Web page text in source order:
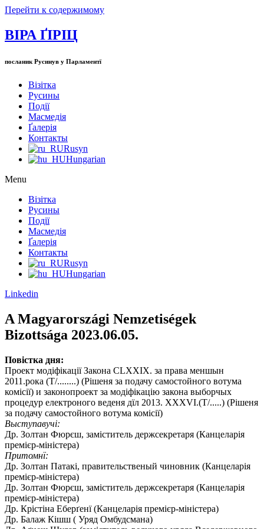
Перейти к содержимому
ВІРА ҐІРІЦ
посланик Русинув у Парламентї
Візітка
Русины
Події
Масмедія
Ґалерія
Контакты
Rusyn
Hungarian
Menu
Візітка
Русины
Події
Масмедія
Ґалерія
Контакты
Rusyn
Hungarian
Linkedin
A Magyarországi Nemzetiségek
Bizottsága 2023.06.05.
Повістка дня:
Проект модіфікації Закона CLXXIX. за права меншын
2011.рока (Т/........) (Рішеня за подачу самостойного вотума
комісії) и законопроект за модіфікацію закона выборчых
процедур електроного веденя дїл 2013. XXXVI.(Т/.....) (Рішеня
за подачу самостойного вотума комісії)
Выступавучі:
Др. Золтан Фюрєш, заміститель держсекретаря (Канцеларія
премієр-міністера)
Притомнї:
Др. Золтан Патакі, правительственый чиновник (Канцеларія
премієр-міністера)
Др. Золтан Фюрєш, заміститель держсекретаря (Канцеларія
премієр-міністера)
Др. Крістіна Еберґенї (Канцеларія премієр-міністера)
Др. Балаж Кішш ( Уряд Омбудсмана)